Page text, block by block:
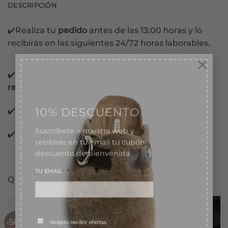
10% DESCUENTO
Suscríbete a nuestra web y
recibirás en tu email tu cupón
descuento de bienvenida
TU EMAIL *
Consentimiento
Acepto recibir ofertas
*
×
DESCRIPCIÓN
✔️Realiza tu pedido antes de las 13:00 horas y lo
recibirás en las siguientes 24/72 horas laborables.
✔️Pago con
reembolso.
✔️Pago 100% garantizado.
✔️PagoFinanciadoen 3 meses sin intereses.
QUIZÁS TE GUSTE TAMBIÉN...
-50% -50%